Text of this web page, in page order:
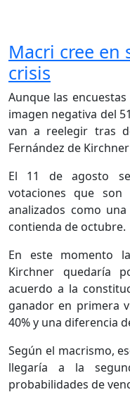
Macri cree en
crisis
Aunque las
imagen negativa del
van a reelegir tras
Fernández de
El 11 de agosto
votaciones que son
analizados como
contienda de octubre.
En este momento
Kirchner quedaría
acuerdo a la
ganador en primera
40% y una diferencia
Según el macrismo,
llegaría a la
probabilidades de